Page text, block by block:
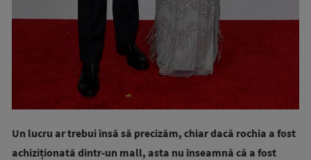
Un lucru ar trebui însă să precizăm, chiar dacă rochia a fost
achiziționată dintr-un mall, asta nu înseamnă că a fost